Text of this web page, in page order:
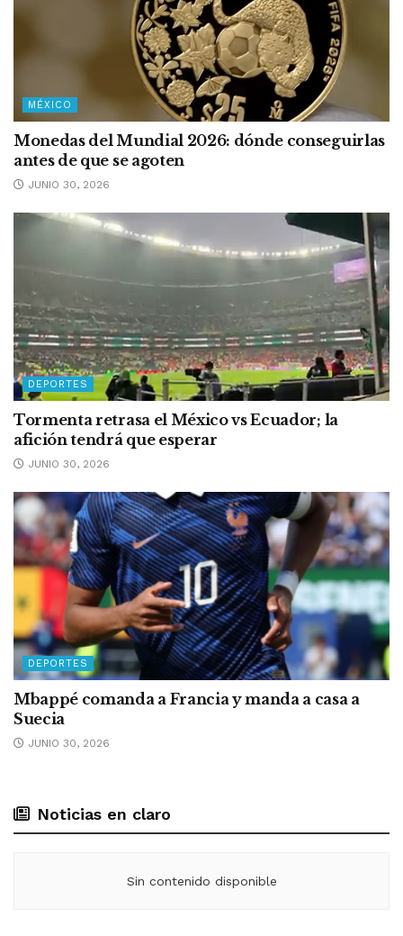
MÉXICO
Monedas del Mundial 2026: dónde conseguirlas
antes de que se agoten
JUNIO 30, 2026
DEPORTES
Tormenta retrasa el México vs Ecuador; la
afición tendrá que esperar
JUNIO 30, 2026
DEPORTES
Mbappé comanda a Francia y manda a casa a
Suecia
JUNIO 30, 2026
Noticias en claro
Sin contenido disponible